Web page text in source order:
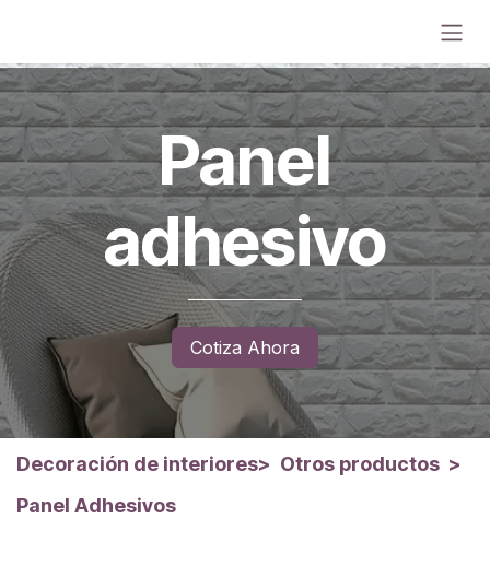
Panel
adhesivo
Cotiza Ahora
Decoración de interiores> Otros productos >
Panel Adhesivos